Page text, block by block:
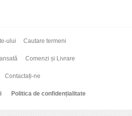
ului Cautare termeni
Comenzi și Livrare
Contactați-ne
Politica de confidențialitate